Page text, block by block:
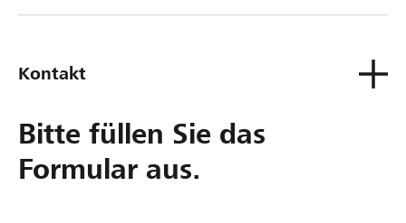
Kontakt
Bitte füllen Sie das
Formular aus.